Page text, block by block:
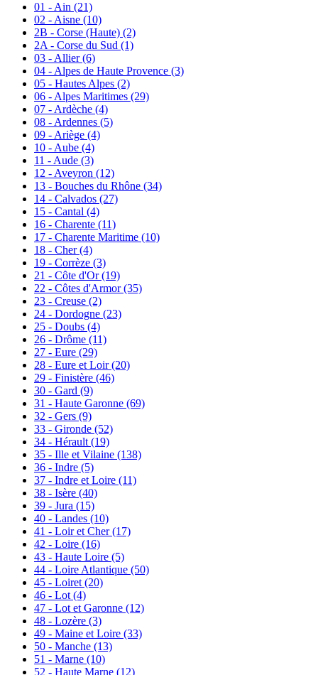
01 - Ain (21)
02 - Aisne (10)
2B - Corse (Haute) (2)
2A - Corse du Sud (1)
03 - Allier(6)
04 - Alpes de Haute Provence (3)
05 - Hautes Alpes (2)
06 - Alpes Maritimes (29)
07 - Ardèche (4)
08 - Ardennes (5)
09 - Ariège (4)
10 - Aube (4)
11 - Aude (3)
12 - Aveyron (12)
13 - Bouches du Rhône (34)
14 - Calvados (27)
15 - Cantal (4)
16 - Charente (11)
17 - Charente Maritime (10)
18 - Cher(4)
19 - Corrèze (3)
21 - Côte d'Or(19)
22 - Côtes d'Armor(35)
23 - Creuse (2)
24 - Dordogne (23)
25 - Doubs (4)
26 - Drôme (11)
27 - Eure (29)
28 - Eure et Loir(20)
29 - Finistère (46)
30 - Gard (9)
31 - Haute Garonne (69)
32 - Gers (9)
33 - Gironde (52)
34 - Hérault (19)
35 - Ille et Vilaine (138)
36 - Indre (5)
37 - Indre et Loire (11)
38 - Isère (40)
39 - Jura (15)
40 - Landes (10)
41 - Loir et Cher(17)
42 - Loire (16)
43 - Haute Loire (5)
44 - Loire Atlantique (50)
45 - Loiret (20)
46 - Lot (4)
47 - Lot et Garonne (12)
48 - Lozère (3)
49 - Maine et Loire (33)
50 - Manche (13)
51 - Marne (10)
52 - Haute Marne (12)